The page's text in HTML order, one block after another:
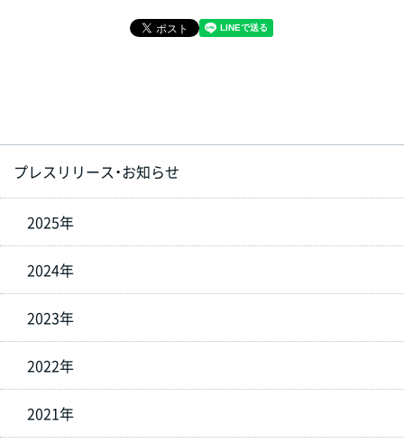
プレスリリース・お知らせ
2025年
2024年
2023年
2022年
2021年